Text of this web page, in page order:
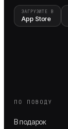
ЗАГРУЗИТЕ В
App Store
ПО ПОВОДУ
В подарок